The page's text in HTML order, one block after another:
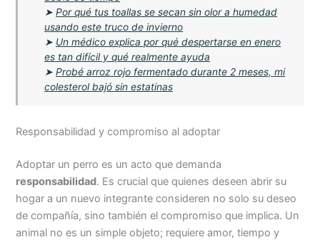
➤Por qué tus toallas se secan sin olor a humedad
usando este truco de invierno
➤ Un médico explica por qué despertarse en enero
es tan difícil y qué realmente ayuda
➤Probé arroz rojo fermentado durante 2 meses, mi
colesterol bajó sin estatinas
Responsabilidad y compromiso al adoptar
Adoptar un perro es un acto que demanda
responsabilidad. Es crucial que quienes deseen abrir su
hogar a un nuevo integrante consideren no solo su deseo
de compañía, sino también el compromiso que implica. Un
animal no es un simple objeto; requiere amor, tiempo y